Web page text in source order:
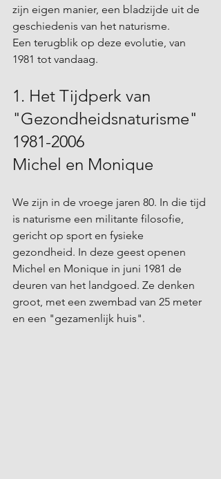
zijn eigen manier, een bladzijde uit de
geschiedenis van het naturisme.
Een terugblik op deze evolutie, van
1981 tot vandaag.
1. Het Tijdperk van
"Gezondheidsnaturisme"
1981-2006
Michel en Monique
We zijn in de vroege jaren 80. In die tijd
is naturisme een militante filosofie,
gericht op sport en fysieke
gezondheid. In deze geest openen
Michel en Monique in juni 1981 de
deuren van het landgoed. Ze denken
groot, met een zwembad van 25 meter
en een "gezamenlijk huis".